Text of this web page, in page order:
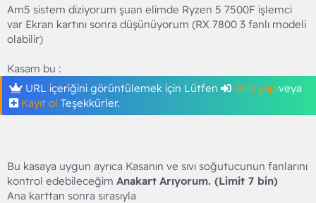
Am5 sistem diziyorum şuan elimde Ryzen 5 7500F işlemci
var Ekran kartını sonra düşünüyorum (RX 7800 3 fanlı modeli
olabilir)
Kasam bu :
URL içeriğini görüntülemek için Lütfen
Giriş yap veya
Kayıt ol Teşekkürler.
Bu kasaya uygun ayrıca Kasanın ve sıvı soğutucunun fanlarını
kontrol edebileceğim Anakart Arıyorum. (Limit 7 bin)
Ana karttan sonra sırasıyla